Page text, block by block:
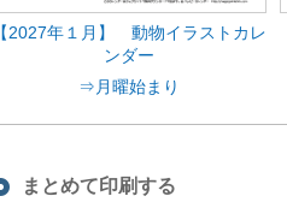
【2027年１月】 動物イラストカレ
ンダー
⇒月曜始まり
まとめて印刷する